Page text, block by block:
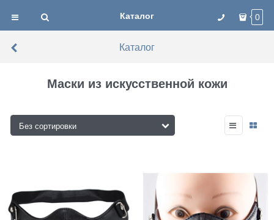
Каталог 0
Каталог
Маски из искусственной кожи